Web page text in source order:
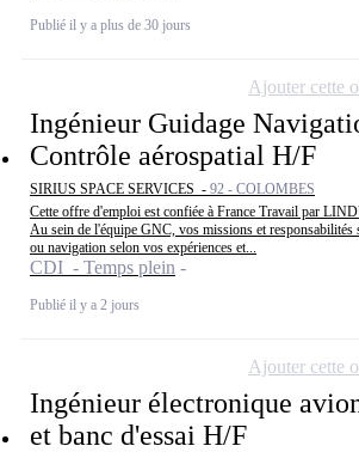
Publié il y a plus de 30 jours
Ingénieur Guidage
Contrôle aérospatial H/F
SIRIUS SPACE SERVICES - 92 - COLOMBES
Cette offre d'emploi est confiée à France Travail par
Au sein de l'équipe GNC, vos missions et responsabilités
ou navigation selon vos expériences et...
CDI - Temps plein
Publié il y a 2 jours
Ajouter cette
Ingénieur électronique
et banc d'essai H/F
Ajouter cette